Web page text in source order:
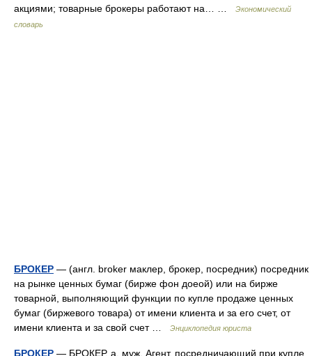
акциями; товарные брокеры работают на… …
Экономический
словарь
БРОКЕР — (англ. broker маклер, брокер, посредник) посредник
на рынке ценных бумаг (бирже фон доеой) или на бирже
товарной, выполняющий функции по купле продаже ценных
бумаг (биржевого товара) от имени клиента и за его счет, от
имени клиента и за свой счет …
Энциклопедия юриста
БРОКЕР — БРОКЕР, а, муж. Агент, посредничающий при купле